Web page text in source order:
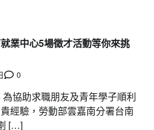
業中心5場徵才活動等你來挑
0
協助求職朋友及青年學子順利
經驗，勞動部雲嘉南分署台南
[…]